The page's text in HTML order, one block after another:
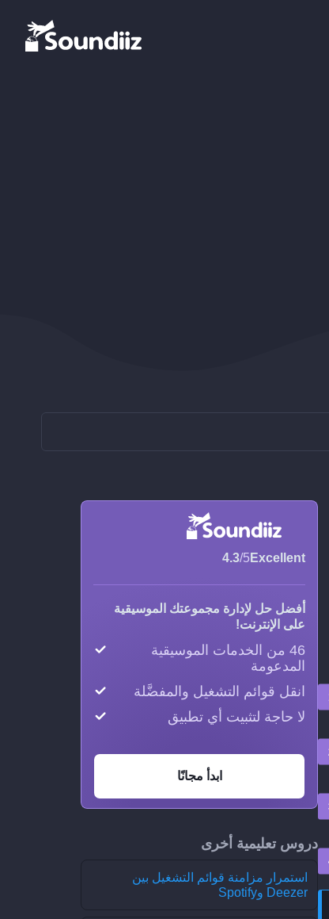
Excellent
4.3/5
أفضل حل لإدارة مجموعتك الموسيقية
على الإنترنت!
46 من الخدمات الموسيقية
المدعومة
انقل قوائم التشغيل والمفضَّلة
لا حاجة لتثبيت أي تطبيق
ابدأ مجانًا
دروس تعليمية أخرى
استمرار مزامنة قوائم التشغيل بين
Deezer وSpotify